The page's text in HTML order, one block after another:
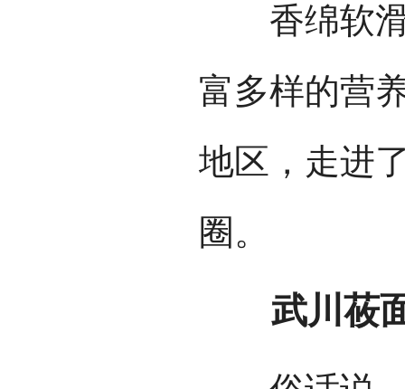
香绵软滑
富多样的营
地区，走进
圈。
武川莜面